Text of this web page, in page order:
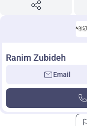
Ranim Zubideh
Email